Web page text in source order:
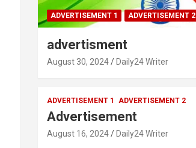
ADVERTISEMENT 1 ADVERTISEMENT 2
advertisment
August 30, 2024 Daily24 Writer
ADVERTISEMENT 1 ADVERTISEMENT 2
Advertisement
August 16, 2024 Daily24 Writer